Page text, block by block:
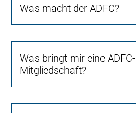
Was macht der ADFC?
Was bringt mir eine ADFC-
Mitgliedschaft?